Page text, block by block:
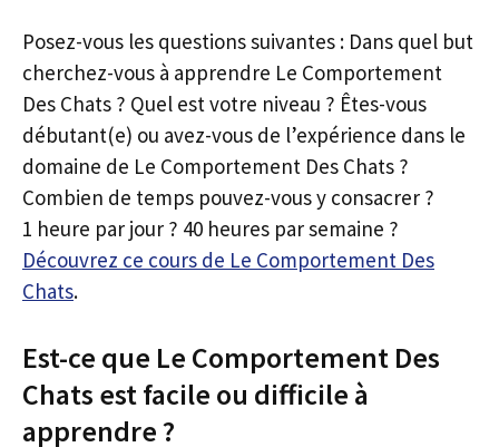
Posez-vous les questions suivantes : Dans quel but
cherchez-vous à apprendre Le Comportement
Des Chats ? Quel est votre niveau ? Êtes-vous
débutant(e) ou avez-vous de l’expérience dans le
domaine de Le Comportement Des Chats ?
Combien de temps pouvez-vous y consacrer ?
1 heure par jour ? 40 heures par semaine ?
Découvrez ce cours de Le Comportement Des
Chats.
Est-ce que Le Comportement Des
Chats est facile ou difficile à
apprendre ?